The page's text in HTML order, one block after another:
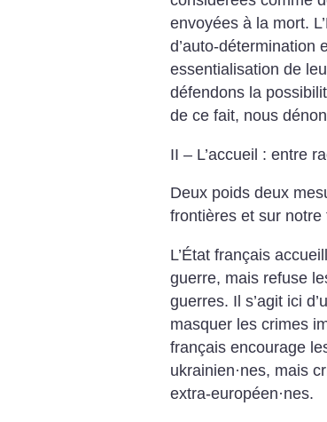
envoyées à la mort.
d’auto-détermination
essentialisation de
défendons la
de ce fait, nous
II – L’accueil : entre
Deux poids deux
frontières et sur notre
L’État français
guerre, mais refuse
guerres. Il s’agit ici
masquer les crimes
français encourage
ukrainien·nes, mais
extra-européen·nes.